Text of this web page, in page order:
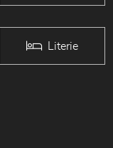
Literie